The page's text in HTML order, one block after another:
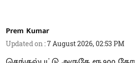
Prem Kumar
Updated on :7 August 2026, 02:53 PM